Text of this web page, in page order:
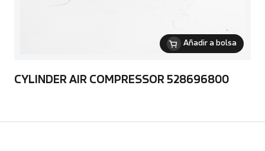
Añadir a bolsa
CYLINDER AIR COMPRESSOR 528696800